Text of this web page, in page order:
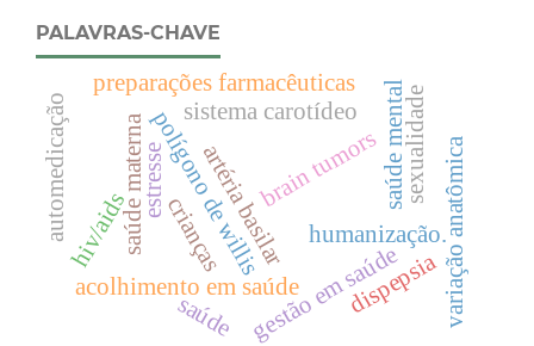
PALAVRAS-CHAVE
artéria basilar
acolhimento em saúdegestão em saúde
humanização.
polígono de willis
sistema carotídeo
variação anatômica
dispepsia
saúde maternaestresse saúde mental
brain tumors
crianças
hiv/aids
sexualidade
saúde
automedicação
preparações farmacêuticas